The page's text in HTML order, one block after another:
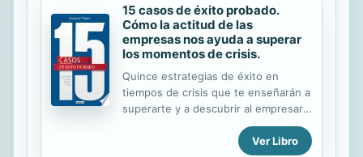
15 casos de éxito probado.
Cómo la actitud de las
empresas nos ayuda a superar
los momentos de crisis.
Quince estrategias de éxito en
tiempos de crisis que te enseñarán a
superarte y a descubrir al empresario
que hay en ti. En un momento tan
complicado como el actual, cuando el
Ver Libro